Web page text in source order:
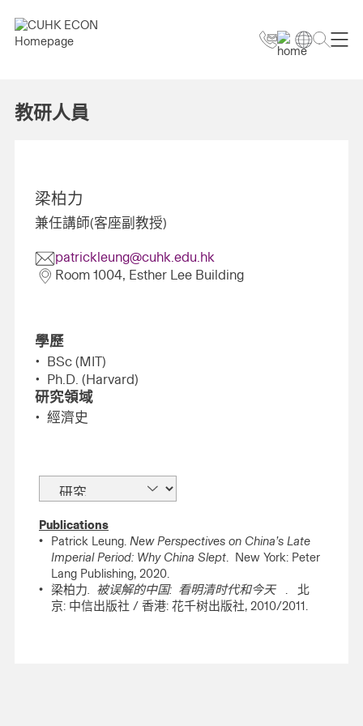
教研人員
梁柏力
兼任講師(客座副教授)
patrickleung@cuhk.edu.hk
Room 1004, Esther Lee Building
學歷
BSc (MIT)
Ph.D. (Harvard)
研究領域
經濟史
Publications
Patrick Leung. New Perspectives on China’s Late
Imperial Period: Why China Slept. New York: Peter
Lang Publishing, 2020.
梁柏力. 被误解的中国: 看明清时代和今天 .
北
京: 中信出版社 / 香港: 花千树出版社, 2010/2011.